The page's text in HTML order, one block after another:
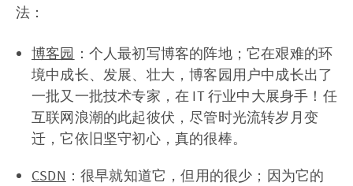
法：
博客园 ：个人最初写博客的阵地；它在艰难的环
境中成长、发展、壮大，博客园用户中成长出了
一批又一批技术专家，在 IT 行业中大展身手！任
互联网浪潮的此起彼伏，尽管时光流转岁月变
迁，它依旧坚守初心，真的很棒。
CSDN ：很早就知道它，但用的很少；因为它的